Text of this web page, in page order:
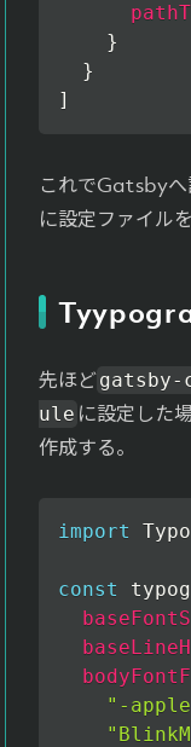
}
}
]
これでGatsbyへ
に設定ファイル
先ほど
ule に設定した
作成する。
import
const
"-